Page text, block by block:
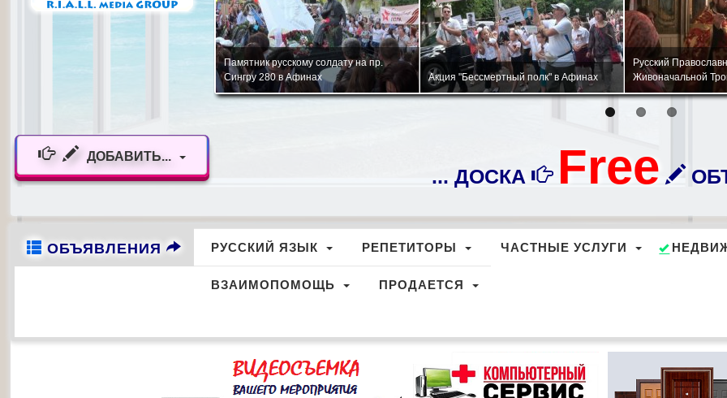
Танцевальный коллектив Центра
русского языка "Союз" г. Патры.
Военно-патриотическая игра "Зарница"
для детей соотечественников
Церковь Панагия
Афинах.
ДОБАВИТЬ...
... ДОСКА Free
ОБЪЯВЛЕНИЯ РУССКИЙ ЯЗЫК РЕПЕТИТОРЫ ЧАСТНЫЕ УСЛУГИ
ВЗАИМОПОМОЩЬ ПРОДАЕТСЯ